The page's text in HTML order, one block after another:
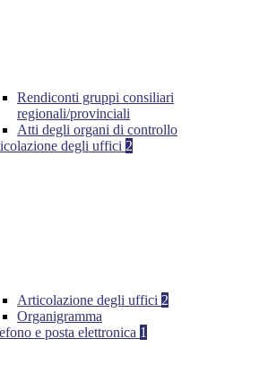
Rendiconti gruppi consiliari
regionali/provinciali
Atti degli organi di controllo
degli uffici 2
Articolazione degli uffici 2
Organigramma
e posta elettronica 1